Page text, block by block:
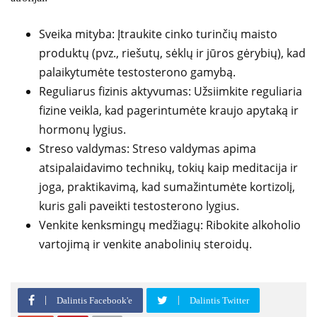
Sveika mityba: Įtraukite cinko turinčių maisto
produktų (pvz., riešutų, sėklų ir jūros gėrybių), kad
palaikytumėte testosterono gamybą.
Reguliarus fizinis aktyvumas: Užsiimkite reguliaria
fizine veikla, kad pagerintumėte kraujo apytaką ir
hormonų lygius.
Streso valdymas: Streso valdymas apima
atsipalaidavimo technikų, tokių kaip meditacija ir
joga, praktikavimą, kad sumažintumėte kortizolį,
kuris gali paveikti testosterono lygius.
Venkite kenksmingų medžiagų: Ribokite alkoholio
vartojimą ir venkite anabolinių steroidų.
Dalintis Facebook'e Dalintis Twitter